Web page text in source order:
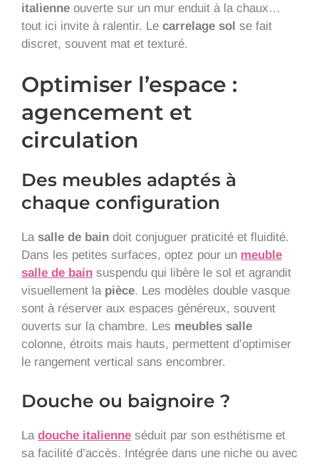
italienne ouverte sur un mur enduit à la chaux…
tout ici invite à ralentir. Le carrelage sol se fait
discret, souvent mat et texturé.
Optimiser l’espace :
agencement et
circulation
Des meubles adaptés à
chaque configuration
La salle de bain doit conjuguer praticité et fluidité.
Dans les petites surfaces, optez pour un meuble
salle de bain suspendu qui libère le sol et agrandit
visuellement la pièce. Les modèles double vasque
sont à réserver aux espaces généreux, souvent
ouverts sur la chambre. Les meubles salle
colonne, étroits mais hauts, permettent d’optimiser
le rangement vertical sans encombrer.
Douche ou baignoire ?
La douche italienne séduit par son esthétisme et
sa facilité d’accès. Intégrée dans une niche ou avec